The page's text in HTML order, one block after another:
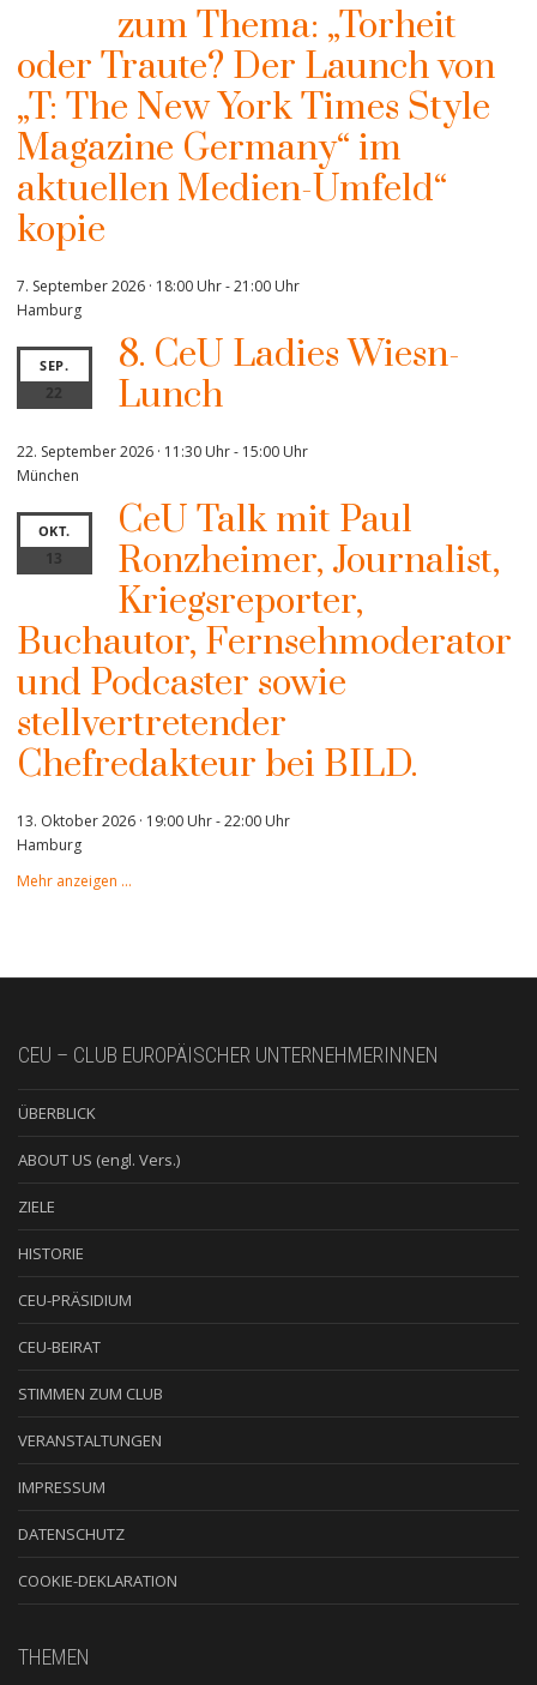
zum Thema: „Torheit
oder Traute? Der Launch von
„T: The New York Times Style
Magazine Germany“ im
aktuellen Medien-Umfeld“
kopie
7. September 2026 · 18:00 Uhr-21:00 Uhr
Hamburg
SEP.
22
8. CeU Ladies Wiesn-
Lunch
22. September 2026 · 11:30 Uhr- 15:00 Uhr
München
OKT.
13
CeU Talk mit Paul
Ronzheimer, Journalist,
Kriegsreporter,
Buchautor, Fernsehmoderator
und Podcaster sowie
stellvertretender
Chefredakteur bei BILD.
13. Oktober 2026 · 19:00 Uhr-22:00 Uhr
Hamburg
Mehr anzeigen …
CEU – CLUB EUROPÄISCHER UNTERNEHMERINNEN
ÜBERBLICK
ABOUT US (engl. Vers.)
ZIELE
HISTORIE
CEU-PRÄSIDIUM
CEU-BEIRAT
STIMMEN ZUM CLUB
VERANSTALTUNGEN
IMPRESSUM
DATENSCHUTZ
COOKIE-DEKLARATION
THEMEN